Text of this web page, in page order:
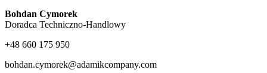
Bohdan Cymorek
Doradca Techniczno-Handlowy
+48 660 175 950
bohdan.cymorek@adamikcompany.com